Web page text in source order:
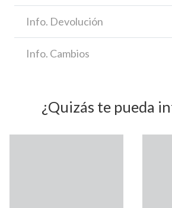
Info. Devolución
Info. Cambios
¿Quizás te pueda